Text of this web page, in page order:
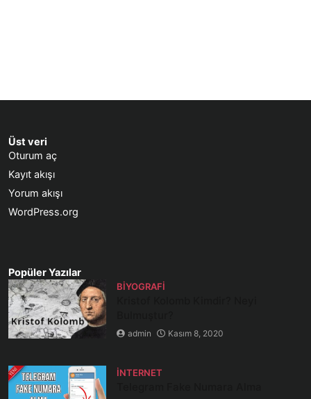
Üst veri
Oturum aç
Kayıt akışı
Yorum akışı
WordPress.org
Popüler Yazılar
BIYOGRAFI
admin Kasım 8, 2020
İNTERNET